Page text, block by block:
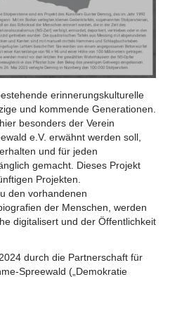
erinnerungskulturelle
und kommende Generationen.
besonders der Verein
e.V. erwähnt werden soll,
und für jeden
gemacht. Dieses Projekt
Projekten.
den vorhandenen
der Menschen, werden
digitalisert und der Öffentlichkeit
durch die Partnerschaft für
Spreewald („Demokratie